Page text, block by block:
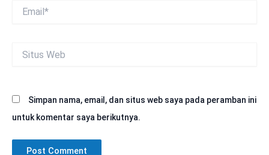
Web
Simpan nama, email, dan situs web saya pada peramban ini
untuk komentar saya berikutnya.